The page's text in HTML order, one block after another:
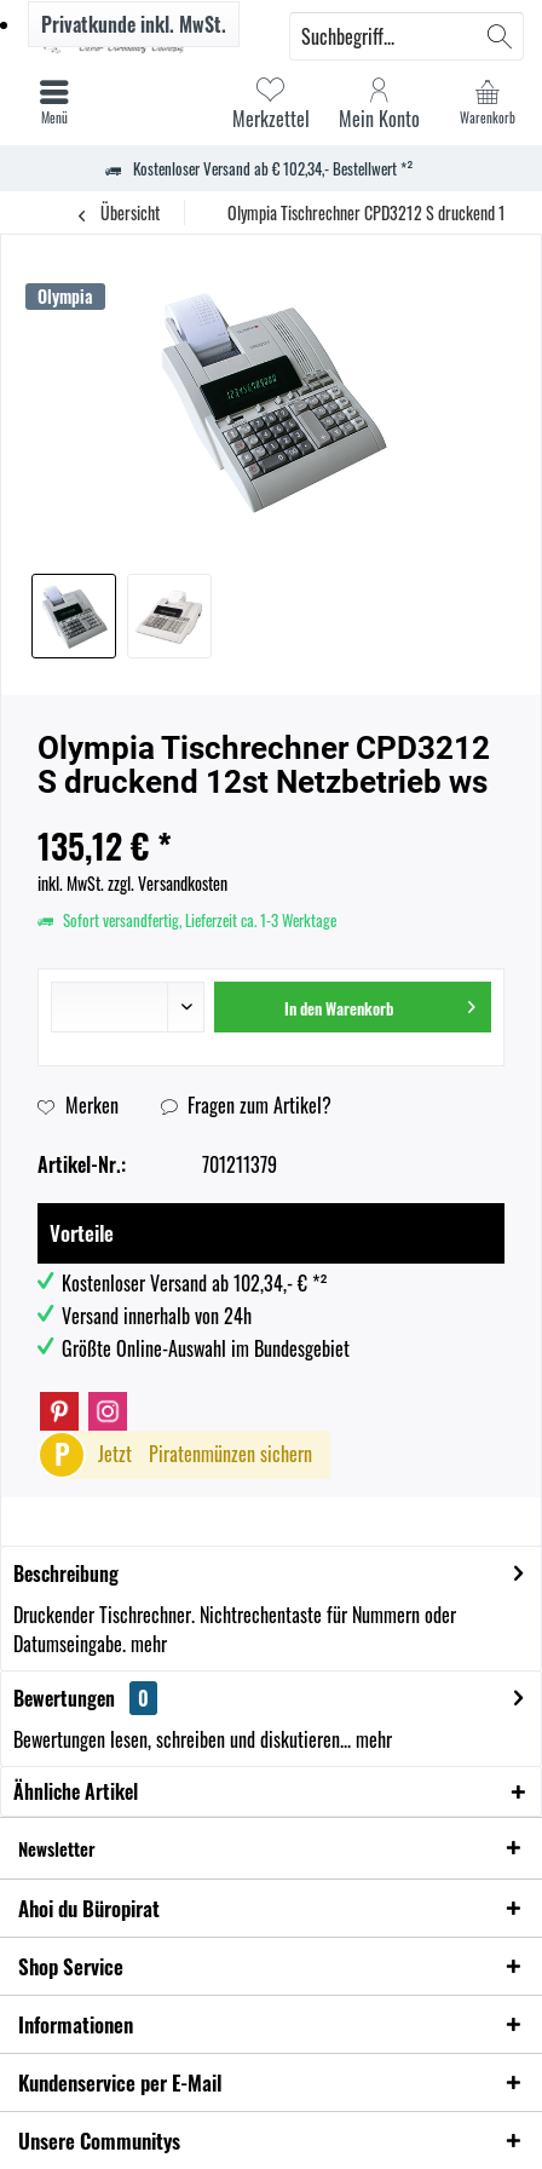
Kostenloser Versand ab € 102,34,- Bestellwert *²
Warenkorb
Merkzettel Mein Konto
Privatkundeinkl. MwSt.
Menü
Übersicht Olympia Tischrechner CPD3212 S druckend 12st
Olympia
Olympia Tischrechner CPD3212
S druckend 12st Netzbetrieb ws
135,12 € *
inkl. MwSt.zzgl. Versandkosten
Sofort versandfertig, Lieferzeit ca. 1-3 Werktage
In denWarenkorb
Merken Fragen zum Artikel?
Artikel-Nr.: 701211379
Vorteile
Kostenloser Versand ab 102,34,- € *²
Versand innerhalb von 24h
Größte Online-Auswahl im Bundesgebiet
P Jetzt Piratenmünzen sichern
Beschreibung
Druckender Tischrechner. Nichtrechentaste für Nummern oder
Datumseingabe.mehr
Bewertungen
0
Bewertungen lesen, schreiben und diskutieren...mehr
Ähnliche Artikel
Newsletter
Ahoi du Büropirat
Shop Service
Informationen
Kundenservice per E-Mail
Unsere Communitys